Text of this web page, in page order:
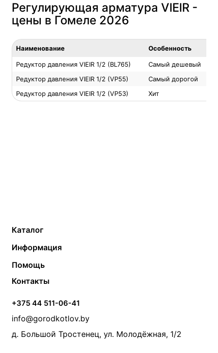
Регулирующая арматура VIEIR -
цены в Гомеле 2026
Наименование Особенность
Редуктор давления VIEIR 1/2 (BL765) Самый дешевый
Редуктор давления VIEIR 1/2 (VP55)
Самый дорогой
Редуктор давления VIEIR 1/2 (VP53)
Хит
Каталог
Твердотопливные котлы
Электрические котлы
Банные печи
Камины и печи
Теплый пол
Радиаторы
Насосы
Дымоходы
Информация
Контакты
Статьи
Акции
Производители
Помощь
Монтаж систем отопления
Прайс по монтажу систем отопления
Проект систем отопления
Контакты
+375 44 511-06-41
info@gorodkotlov.by
д. Большой Тростенец, ул. Молодёжная, 1/2